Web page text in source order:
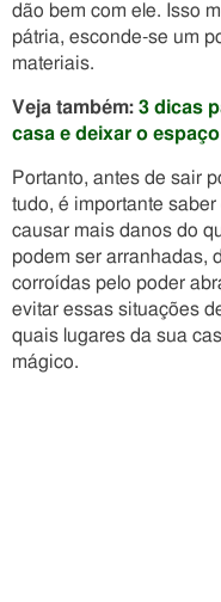
dão bem com ele. Isso
pátria, esconde-se um
materiais.
Veja também: 3 dicas
casa e deixar o
Portanto, antes de sair
tudo, é importante
causar mais danos do
podem ser arranhadas,
corroídas pelo poder
evitar essas situações
quais lugares da sua
mágico.